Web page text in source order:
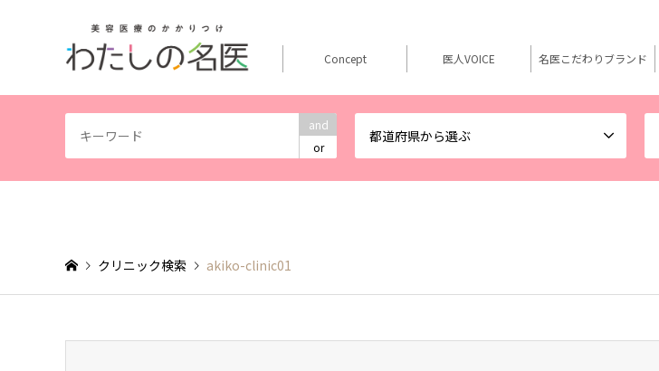
and
or
都道府県から選ぶ
Concept 医人VOICE 名医こだわりブランド
クリニック検索 akiko-clinic01